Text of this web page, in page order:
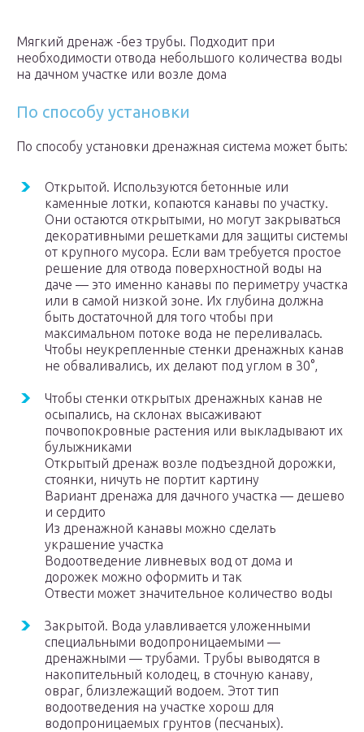
Мягкий дренаж -без трубы. Подходит при
необходимости отвода небольшого количества воды
на дачном участке или возле дома
По способу установки
По способу установки дренажная система может быть:
Открытой. Используются бетонные или
каменные лотки, копаются канавы по участку.
Они остаются открытыми, но могут закрываться
декоративными решетками для защиты системы
от крупного мусора. Если вам требуется простое
решение для отвода поверхностной воды на
даче — это именно канавы по периметру участка
или в самой низкой зоне. Их глубина должна
быть достаточной для того чтобы при
максимальном потоке вода не переливалась.
Чтобы неукрепленные стенки дренажных канав
не обваливались, их делают под углом в 30°,
Чтобы стенки открытых дренажных канав не
осыпались, на склонах высаживают
почвопокровные растения или выкладывают их
булыжниками
Открытый дренаж возле подъездной дорожки,
стоянки, ничуть не портит картину
Вариант дренажа для дачного участка — дешево
и сердито
Из дренажной канавы можно сделать
украшение участка
Водоотведение ливневых вод от дома и
дорожек можно оформить и так
Отвести может значительное количество воды
Закрытой. Вода улавливается уложенными
специальными водопроницаемыми —
дренажными — трубами. Трубы выводятся в
накопительный колодец, в сточную канаву,
овраг, близлежащий водоем. Этот тип
водоотведения на участке хорош для
водопроницаемых грунтов (песчаных).